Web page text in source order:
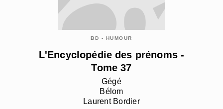
BD - HUMOUR
L'Encyclopédie des prénoms -
Tome 37
Gégé
Bélom
Laurent Bordier